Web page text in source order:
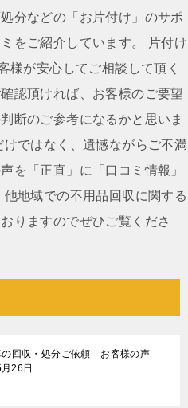
分などの「お片付け」のサポ
をご紹介しています。 片付け
様が安心してご相談して頂く
認頂ければ、お客様のご要望
断のご参考になるかと思いま
ではなく、遺憾ながらご不満
を「正直」に「口コミ情報」
地域での不用品回収に関する
りますのでぜひご覧くださ
の回収・処分ご依頼 お客様の声
26日